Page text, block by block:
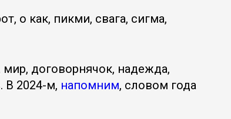
о как, пикми, свага, сигма,
договорнячок, надежда,
В 2024-м, напомним, словом года